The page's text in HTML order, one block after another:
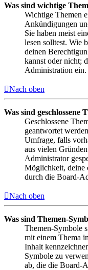
Was sind wichtige
Wichtige Themen
Ankündigungen
Sie haben meist
lesen solltest. Wie
deinen
kannst oder nicht;
Administration ein.
Nach oben
Was sind geschlossene
Geschlossene
geantwortet
Umfrage, falls
aus vielen
Administrator
Möglichkeit, deine
durch die Board-
Nach oben
Was sind Themen-
Themen-Symbole
mit einem Thema
Inhalt
Symbole zu
ab, die die Board-